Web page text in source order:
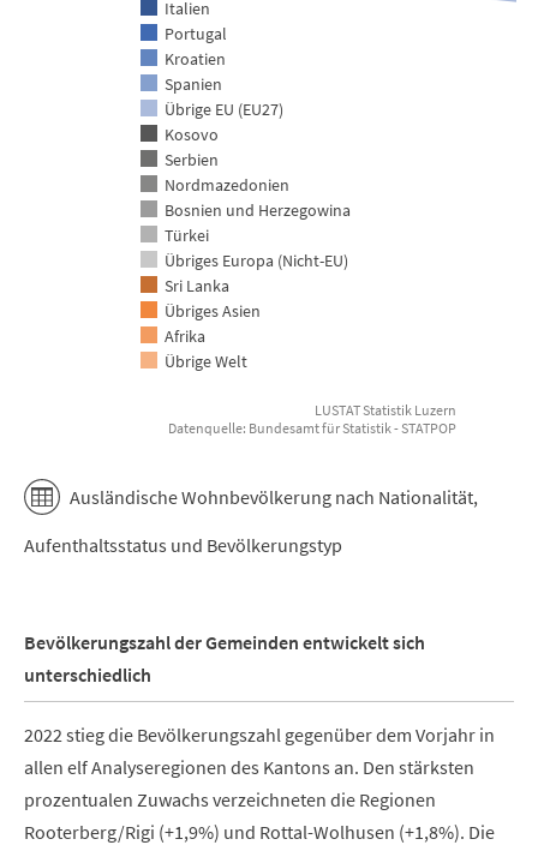
Italien
Portugal
Kroatien
Spanien
Übrige EU (EU27)
Kosovo
Serbien
Nordmazedonien
Bosnien und Herzegowina
Türkei
Übriges Europa (Nicht-EU)
Sri Lanka
Übriges Asien
Afrika
Übrige Welt
LUSTAT Statistik Luzern
Datenquelle: Bundesamt für Statistik - STATPOP
Ausländische Wohnbevölkerung nach Nationalität,
Aufenthaltsstatus und Bevölkerungstyp
Bevölkerungszahl der Gemeinden entwickelt sich
unterschiedlich
2022 stieg die Bevölkerungszahl gegenüber dem Vorjahr in
allen elf Analyseregionen des Kantons an. Den stärksten
prozentualen Zuwachs verzeichneten die Regionen
Rooterberg/Rigi (+1,9%) und Rottal-Wolhusen (+1,8%). Die